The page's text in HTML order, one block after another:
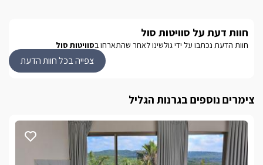
ילד).
זוגית נוחה ואיכותית, מטבחון עם פינת קפה ותה, מיני בר, מכונת
חוות דעת על סוויטות סול
חוות הדעת נכתבו על ידי גולשינו לאחר שהתארחו בסוויטות סול
צפייה בכל חוות הדעת
צימרים נוספים בגרנות הגליל